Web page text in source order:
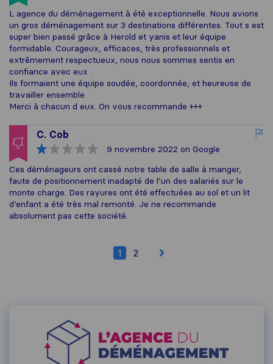
L agence du déménagement à été exceptionnelle. Nous avions
un gros déménagement sur 3 destinations différentes. Tout s est
super bien passé grâce à Herold et yanis et leur équipe
formidable. Courageux, efficaces, très professionnels et
extrêmement respectueux, nous nous sommes sentis en
confiance avec eux .
Ils formaient une équipe soudée, coordonnée, et heureuse de
travailler ensemble.
Merci à chacun d eux. On vous recommande +++
C. Cob
9 novembre 2022 on Google
Ces déménageurs ont cassé notre table de salle à manger,
faute de positionnement inadapté de l’un des salariés sur le
monte charge. Des rayures ont été effectuées au sol et un lit
d’enfant a été très mal remonté. Je ne recommande
absolument pas cette société.
1 2